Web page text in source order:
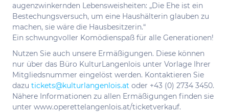
augenzwinkernden Lebensweisheiten: „Die Ehe ist ein
Bestechungsversuch, um eine Haushälterin glauben zu
machen, sie wäre die Hausbesitzerin.“
Ein schwungvoller Komödienspaß für alle Generationen!
Nutzen Sie auch unsere Ermäßigungen. Diese können
nur über das Büro KulturLangenlois unter Vorlage Ihrer
Mitgliedsnummer eingelöst werden. Kontaktieren Sie
dazu tickets@kulturlangenlois.at oder +43 (0) 2734 3450.
Nähere Informationen zu allen Ermäßigungen finden sie
unter www.operettelangenlois.at/ticketverkauf.